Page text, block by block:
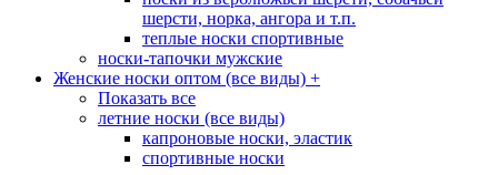
шерсти, норка, ангора и т.п.
теплые носки спортивные
носки-тапочки мужские
Женские носки оптом (все виды) +
Показать все
летние носки (все виды)
капроновые носки, эластик
спортивные носки